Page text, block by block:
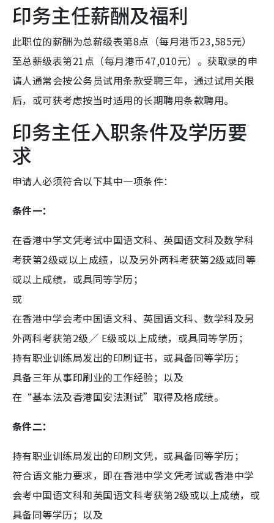
印务主任薪酬及福利
此职位的薪酬为总薪级表第8点（每月港币23,585元）
至总薪级表第21点（每月港币47,010元）。获取录的申
请人通常会按公务员试用条款受聘三年，通过试用关限
后，或可获考虑按当时适用的长期聘用条款聘用。
印务主任入职条件及学历要
求
申请人必须符合以下其中一项条件：
条件一：
在香港中学文凭考试中国语文科、英国语文科及数学科
考获第2级或以上成绩，以及另外两科考获第2级或同等
或以上成绩，或具同等学历；
或
在香港中学会考中国语文科、英国语文科、数学科及另
外两科考获第2级╱ E级或以上成绩，或具同等学历；
持有职业训练局发出的印刷证书，或具备同等学历；
具备三年从事印刷业的工作经验；以及
在“基本法及香港国安法测试”取得及格成绩。
条件二：
持有职业训练局发出的印刷文凭，或具备同等学历；
符合语文能力要求，即在香港中学文凭考试或香港中学
会考中国语文科和英国语文科考获第2级或以上成绩，或
具备同等学历；以及